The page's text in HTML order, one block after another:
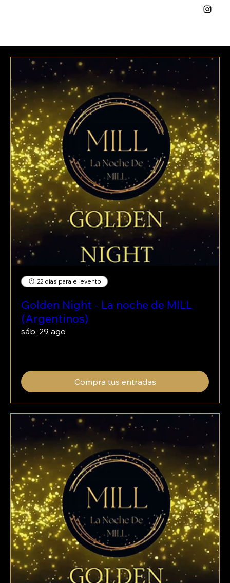
22 días para el evento
Golden Night - La noche de MILL
(Argentinos)
sáb, 29 ago
Compra tus entradas